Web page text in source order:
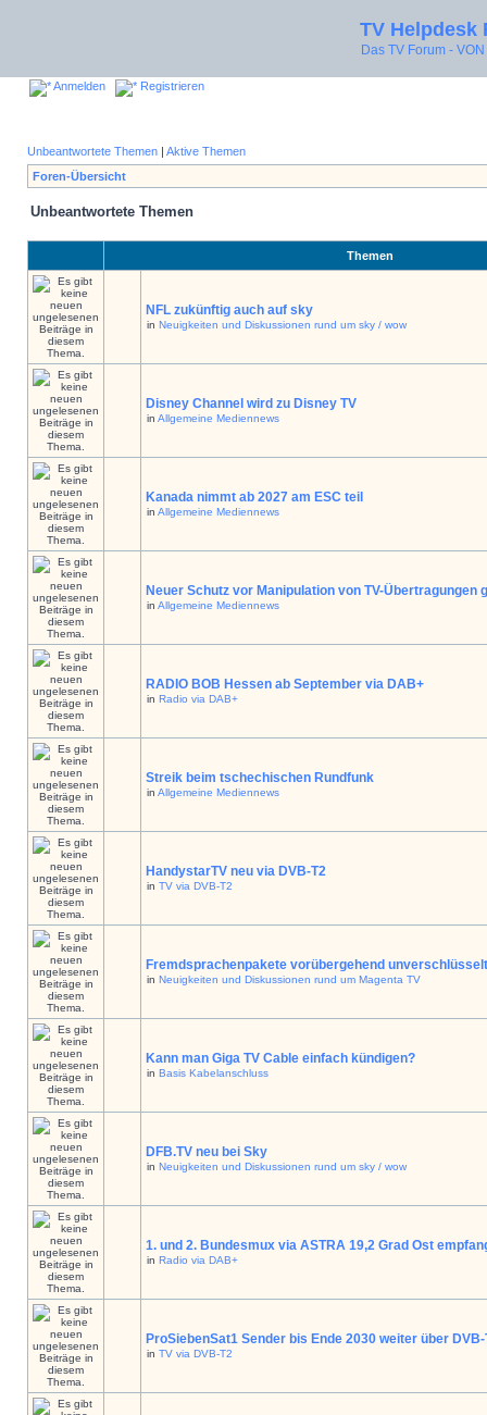
TV Helpdesk
Das TV Forum -
Anmelden Registrieren
Unbeantwortete Themen | Aktive Themen
Foren-Übersicht
Unbeantwortete Themen
Themen
NFL zukünftig auch auf sky
in Neuigkeiten und Diskussionen rund um sky / wow
Disney Channel wird zu Disney TV
in Allgemeine Mediennews
Kanada nimmt ab 2027 am ESC teil
in Allgemeine Mediennews
Neuer Schutz vor Manipulation von TV-Übertragungen
in Allgemeine Mediennews
RADIO BOB Hessen ab September via DAB+
in Radio via DAB+
Streik beim tschechischen Rundfunk
in Allgemeine Mediennews
HandystarTV neu via DVB-T2
in TV via DVB-T2
Fremdsprachenpakete vorübergehend
in Neuigkeiten und Diskussionen rund um Magenta TV
Kann man Giga TV Cable einfach kündigen?
in Basis Kabelanschluss
DFB.TV neu bei Sky
in Neuigkeiten und Diskussionen rund um sky / wow
1. und 2. Bundesmux via ASTRA 19,2 Grad Ost
in Radio via DAB+
ProSiebenSat1 Sender bis Ende 2030 weiter über DVB-
in TV via DVB-T2